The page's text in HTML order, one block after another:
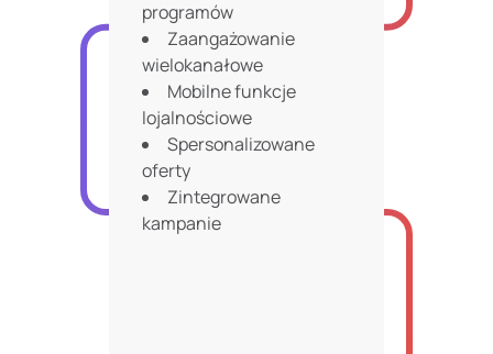
programów
Zaangażowanie
wielokanałowe
Mobilne funkcje
lojalnościowe
Spersonalizowane
oferty
Zintegrowane
kampanie